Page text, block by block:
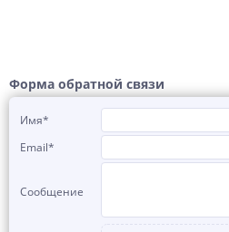
Форма обратной связи
Имя*
Email*
Сообщение